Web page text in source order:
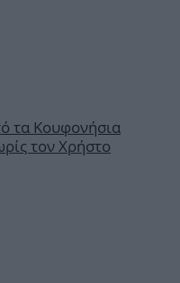
τα Κουφονήσια
τον Χρήστο